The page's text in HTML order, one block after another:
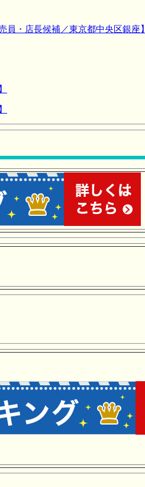
・店長候補／東京都中央区銀座】